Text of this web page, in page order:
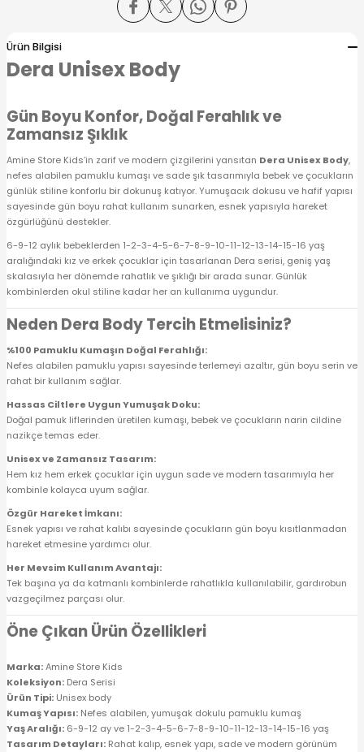
Ürün Bilgisi
Dera Unisex Body
Gün Boyu Konfor, Doğal Ferahlık ve
Zamansız Şıklık
Amine Store Kids’in zarif ve modern çizgilerini yansıtan Dera Unisex Body,
nefes alabilen pamuklu kumaşı ve sade şık tasarımıyla bebek ve çocukların
günlük stiline konforlu bir dokunuş katıyor. Yumuşacık dokusu ve hafif yapısı
sayesinde gün boyu rahat kullanım sunarken, esnek yapısıyla hareket
özgürlüğünü destekler.
6-9-12 aylık bebeklerden 1-2-3-4-5-6-7-8-9-10-11-12-13-14-15-16 yaş
aralığındaki kız ve erkek çocuklar için tasarlanan Dera serisi, geniş yaş
skalasıyla her dönemde rahatlık ve şıklığı bir arada sunar. Günlük
kombinlerden okul stiline kadar her an kullanıma uygundur.
Neden Dera Body Tercih Etmelisiniz?
%100 Pamuklu Kumaşın Doğal Ferahlığı:
Nefes alabilen pamuklu yapısı sayesinde terlemeyi azaltır, gün boyu serin ve
rahat bir kullanım sağlar.
Hassas Ciltlere Uygun Yumuşak Doku:
Doğal pamuk liflerinden üretilen kumaşı, bebek ve çocukların narin cildine
nazikçe temas eder.
Unisex ve Zamansız Tasarım:
Hem kız hem erkek çocuklar için uygun sade ve modern tasarımıyla her
kombinle kolayca uyum sağlar.
Özgür Hareket İmkanı:
Esnek yapısı ve rahat kalıbı sayesinde çocukların gün boyu kısıtlanmadan
hareket etmesine yardımcı olur.
Her Mevsim Kullanım Avantajı:
Tek başına ya da katmanlı kombinlerde rahatlıkla kullanılabilir, gardırobun
vazgeçilmez parçası olur.
Öne Çıkan Ürün Özellikleri
Marka:Amine Store Kids
Koleksiyon: Dera Serisi
Ürün Tipi: Unisex body
Kumaş Yapısı: Nefes alabilen, yumuşak dokulu pamuklu kumaş
Yaş Aralığı: 6-9-12 ay ve 1-2-3-4-5-6-7-8-9-10-11-12-13-14-15-16 yaş
Tasarım Detayları: Rahat kalıp, esnek yapı, sade ve modern görünüm
ve Taç